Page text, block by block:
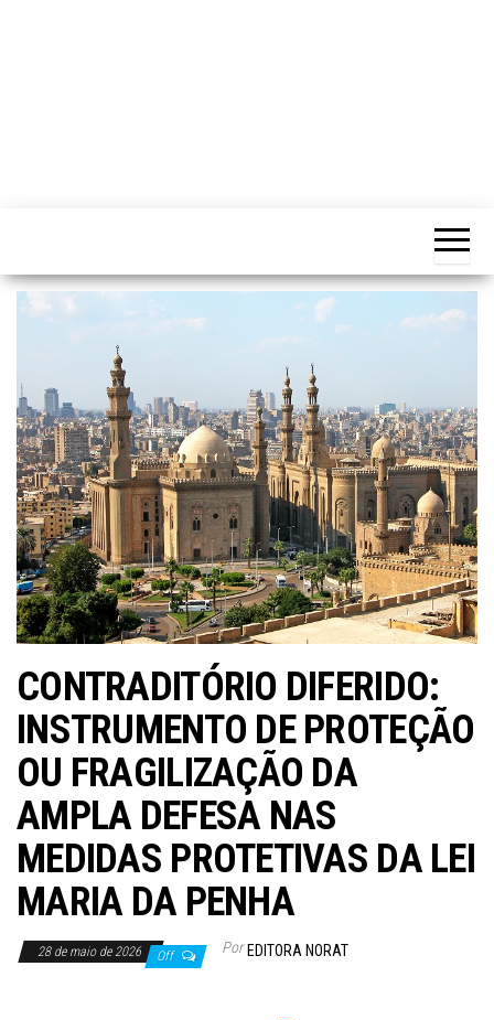
CONTRADITÓRIO DIFERIDO:
INSTRUMENTO DE PROTEÇÃO
OU FRAGILIZAÇÃO DA
AMPLA DEFESA NAS
MEDIDAS PROTETIVAS DA LEI
MARIA DA PENHA
28 de maio de 2026 Off Por EDITORA NORAT